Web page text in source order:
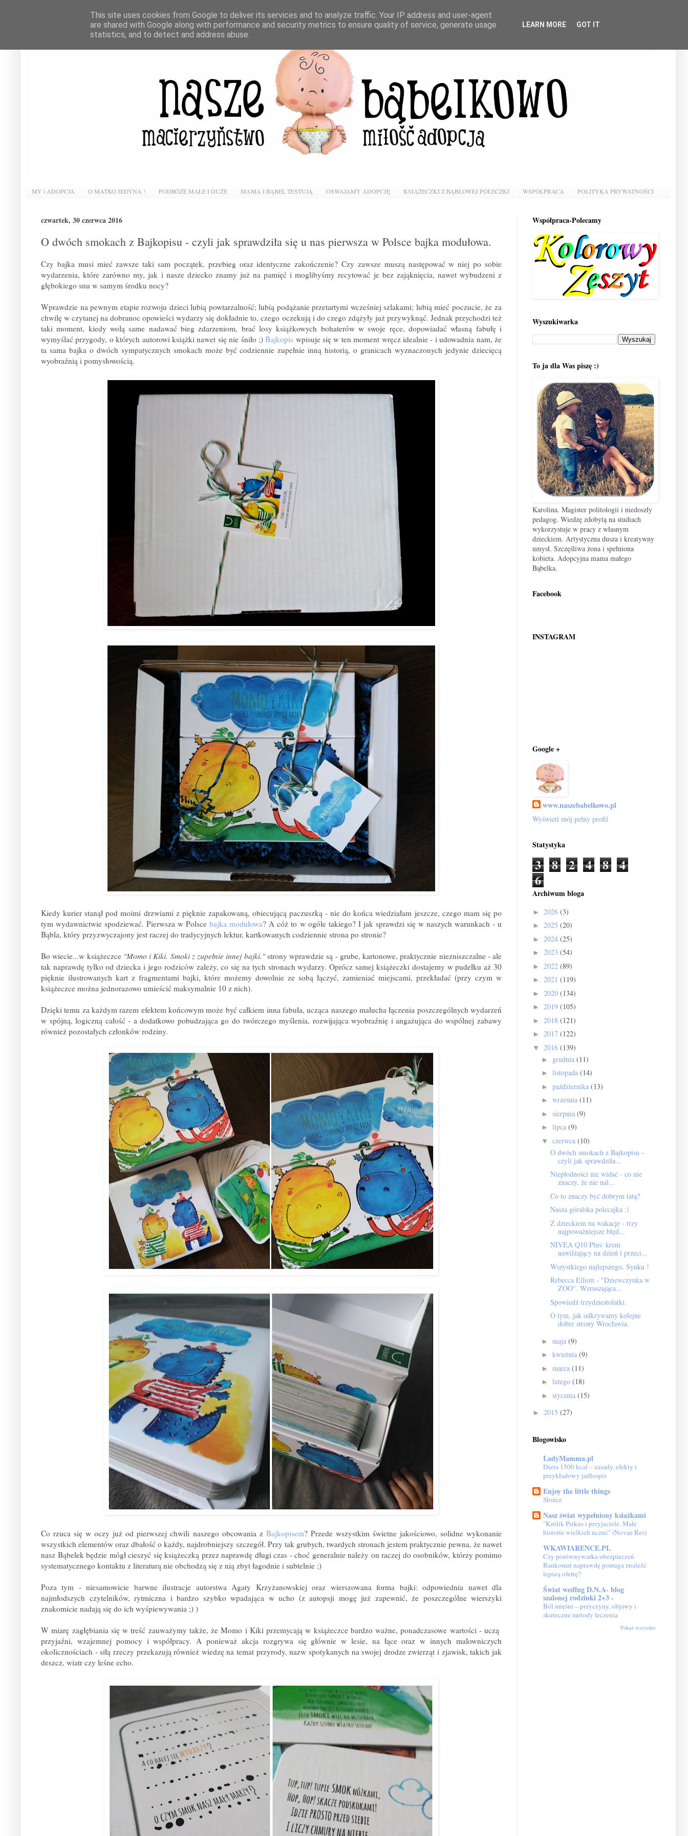
MY i ADOPCJA O MATKO JEDYNA ! PODRÓŻE MAŁE I DUŻE MAMA I BĄBEL TESTUJĄ OSWAJAMY ADOPCJĘ KSIĄŻECZKI Z BĄBLOWEJ PÓŁECZKI WSPÓŁPRACA POLITYKA PRYWATNOŚCI
czwartek, 30 czerwca 2016
O dwóch smokach z Bajkopisu - czyli jak sprawdziła się u nas pierwsza w Polsce bajka modułowa.
Czy bajka musi mieć zawsze taki sam początek, przebieg oraz identyczne zakończenie? Czy zawsze muszą następować w niej po sobie
wydarzenia, które zarówno my, jak i nasze dziecko znamy już na pamięć i moglibyśmy recytować je bez zająknięcia, nawet wybudzeni z
głębokiego snu w samym środku nocy?
Wprawdzie na pewnym etapie rozwoju dzieci lubią powtarzalność; lubią podążanie przetartymi wcześniej szlakami; lubią mieć poczucie, że za
chwilę w czytanej na dobranoc opowieści wydarzy się dokładnie to, czego oczekują i do czego zdążyły już przywyknąć. Jednak przychodzi też
taki moment, kiedy wolą same nadawać bieg zdarzeniom, brać losy książkowych bohaterów w swoje ręce, dopowiadać własną fabułę i
wymyślać przygody, o których autorowi książki nawet się nie śniło ;)Bajkopis wpisuje się w ten moment wręcz idealnie - i udowadnia nam, że
ta sama bajka o dwóch sympatycznych smokach może być codziennie zupełnie inną historią, o granicach wyznaczonych jedynie dziecięcą
wyobraźnią i pomysłowością.
Kiedy kurier stanął pod moimi drzwiami z pięknie zapakowaną, obiecującą paczuszką - nie do końca wiedziałam jeszcze, czego mam się po
tym wydawnictwie spodziewać. Pierwsza w Polscebajka modułowa? A cóż to w ogóle takiego? I jak sprawdzi się w naszych warunkach - u
Bąbla, który przyzwyczajony jest raczej do tradycyjnych lektur, kartkowanych codziennie strona po stronie?
Bo wiecie...w książeczce "Momo i Kiki. Smoki z zupełnie innej bajki."strony wprawdzie są - grube, kartonowe, praktycznie niezniszczalne - ale
tak naprawdę tylko od dziecka i jego rodziców zależy, co się na tych stronach wydarzy. Oprócz samej książeczki dostajemy w pudełku aż 30
pięknie ilustrowanych kart z fragmentami bajki, które możemy dowolnie ze sobą łączyć, zamieniać miejscami, przekładać (przy czym w
książeczce można jednorazowo umieścić maksymalnie 10 z nich).
Dzięki temu za każdym razem efektem końcowym może być całkiem inna fabuła, ucząca naszego malucha łączenia poszczególnych wydarzeń
w spójną, logiczną całość - a dodatkowo pobudzająca go do twórczego myślenia, rozwijająca wyobraźnię i angażująca do wspólnej zabawy
również pozostałych członków rodziny.
Co rzuca się w oczy już od pierwszej chwili naszego obcowania z Bajkopisem? Przede wszystkim świetne jakościowo, solidne wykonanie
wszystkich elementów oraz dbałość o każdy, najdrobniejszy szczegół. Przy tak grubych, twardych stronach jestem praktycznie pewna, że nawet
nasz Bąbelek będzie mógł cieszyć się książeczką przez naprawdę długi czas - choć generalnie należy on raczej do osobników, którzy pomimo
systematycznego kontaktu z literaturą nie obchodzą się z nią zbyt łagodnie i subtelnie ;)
Poza tym - niesamowicie barwne ilustracje autorstwa Agaty Krzyżanowskiej oraz wierszowana forma bajki: odpowiednia nawet dla
najmłodszych czytelników, rytmiczna i bardzo szybko wpadająca w ucho (z autopsji mogę już zapewnić, że poszczególne wierszyki
znakomicie nadają się do ich wyśpiewywania ;) )
W miarę zagłębiania się w treść zauważymy także, że Momo i Kiki przemycają w książeczce bardzo ważne, ponadczasowe wartości - uczą
przyjaźni, wzajemnej pomocy i współpracy. A ponieważ akcja rozgrywa się głównie w lesie, na łące oraz w innych malowniczych
okolicznościach - siłą rzeczy przekazują również wiedzę na temat przyrody, nazw spotykanych na swojej drodze zwierząt i zjawisk, takich jak
deszcz, wiatr czy leśne echo.
Współpraca-Polecamy
Wyszukiwarka
To ja dla Was piszę :)
Karolina. Magister politologii i niedoszły
pedagog. Wiedzę zdobytą na studiach
wykorzystuje w pracy z własnym
dzieckiem. Artystyczna dusza i kreatywny
umysł. Szczęśliwa żona i spełniona
kobieta. Adopcyjna mama małego
Bąbelka.
Facebook
INSTAGRAM
Google +
www.naszebabelkowo.pl
Wyświetl mój pełny profil
Statystyka
3 8 2 4 8 4
6
Archiwum bloga
► 2026 (3)
► 2025 (20)
► 2024 (25)
► 2023 (54)
► 2022 (89)
► 2021 (119)
► 2020 (134)
► 2019 (105)
► 2018 (121)
► 2017 (122)
▼ 2016 (139)
► grudnia (11)
► listopada (14)
► października (13)
► września (11)
► sierpnia (9)
► lipca (9)
▼ czerwca (10)
O dwóch smokach z Bajkopisu -
czyli jak sprawdziła...
Niepłodności nie widać - co nie
znaczy, że nie nal...
Co to znaczy być dobrym tatą?
Nasza góralska polecajka :)
Z dzieckiem na wakacje - trzy
najpoważniejsze błęd...
NIVEA Q10 Plus: krem
nawilżający na dzień i przeci...
Wszystkiego najlepszego, Synku !
Rebecca Elliott - "Dziewczynka w
ZOO". Wzruszająca...
Spowiedź trzydziestolatki.
O tym, jak odkrywamy kolejne
dobre strony Wrocławia.
► maja (9)
► kwietnia (9)
► marca (11)
► lutego (18)
► stycznia (15)
► 2015 (27)
Blogowisko
LadyMamma.pl
Dieta 1500 kcal – zasady, efekty i
przykładowy jadłospis
Enjoy the little things
Słońce
Nasz świat wypełniony ksiażkami
"Królik Psikus i przyjaciele. Małe
historie wielkich uczuć" (Novae Res)
WKAWIARENCE.PL
Czy porównywarka ubezpieczeń
Rankomat naprawdę pomaga znaleźć
lepszą ofertę?
Świat według D.N.A- blog
szalonej rodzinki 2+3 -
Ból mięśni – przyczyny, objawy i
skuteczne metody leczenia
Pokaż wszystko
This site uses cookies from Google to deliver its services and to analyze traffic. Your IP address and user-agent
are shared with Google along with performance and security metrics to ensure quality of service, generate usage
statistics, and to detect and address abuse.
LEARN MORE GOT IT